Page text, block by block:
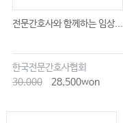
전문간호사와 함께하는 임상...
한국전문간호사협회
30,000
28,500won